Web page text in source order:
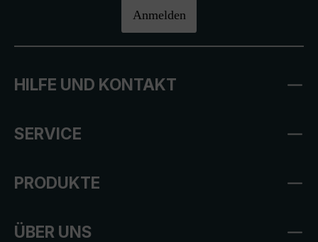
Anmelden
HILFE UND KONTAKT
SERVICE
PRODUKTE
ÜBER UNS